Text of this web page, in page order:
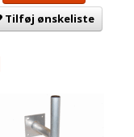
Tilføj ønskeliste